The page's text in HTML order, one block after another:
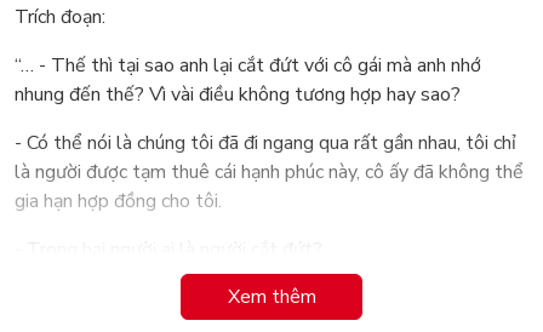
Trích đoạn:
“… - Thế thì tại sao anh lại cắt đứt với cô gái mà anh nhớ
nhung đến thế? Vì vài điều không tương hợp hay sao?
- Có thể nói là chúng tôi đã đi ngang qua rất gần nhau, tôi chỉ
là người được tạm thuê cái hạnh phúc này, cô ấy đã không thể
gia hạn hợp đồng cho tôi.
- Cô ấy đã rời bỏ tôi và tôi đã để cho cô ấy đi.
Xem thêm